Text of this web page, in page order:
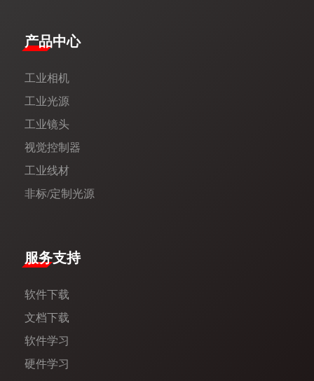
产品中心
工业相机
工业光源
工业镜头
视觉控制器
工业线材
非标/定制光源
服务支持
软件下载
文档下载
软件学习
硬件学习